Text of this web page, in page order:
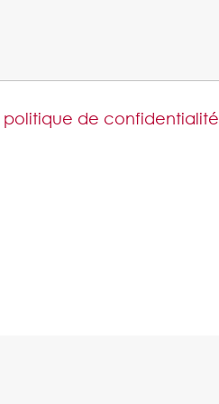
politique de confidentialité